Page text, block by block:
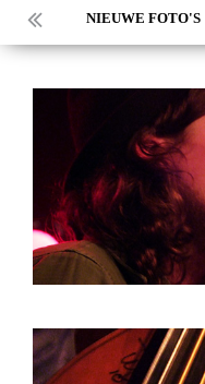
NIEUWE FOTO'S